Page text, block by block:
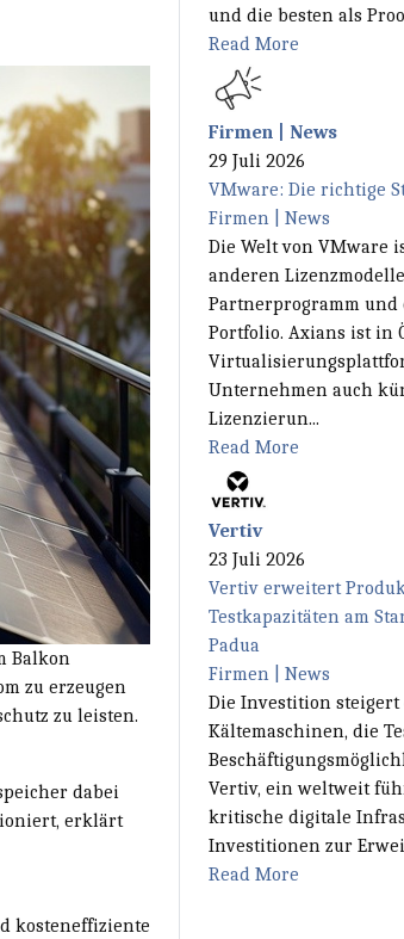
Balkon
zu erzeugen
zu leisten.
dabei
erklärt
kosteneffiziente
und die besten als
Read More
Firmen | News
29 Juli 2026
VMware: Die richtige
Firmen | News
Die Welt von VMware
anderen
Partnerprogramm
Portfolio. Axians ist in
Unternehmen auch
Lizenzierun...
Read More
Vertiv
23 Juli 2026
Vertiv erweitert
Testkapazitäten am
Padua
Firmen | News
Die Investition
Kältemaschinen, die
Vertiv, ein weltweit
kritische digitale
Investitionen zur
Read More